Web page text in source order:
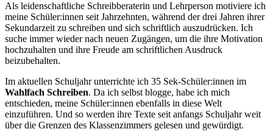
Als leidenschaftliche Schreibberaterin und Lehrperson motiviere ich
meine Schüler:innen seit Jahrzehnten, während der drei Jahren ihrer
Sekundarzeit zu schreiben und sich schriftlich auszudrücken. Ich
suche immer wieder nach neuen Zugängen, um die ihre Motivation
hochzuhalten und ihre Freude am schriftlichen Ausdruck
beizubehalten.
Im aktuellen Schuljahr unterrichte ich 35 Sek-Schüler:innen im
Wahlfach Schreiben. Da ich selbst blogge, habe ich mich
entschieden, meine Schüler:innen ebenfalls in diese Welt
einzuführen. Und so werden ihre Texte seit anfangs Schuljahr weit
über die Grenzen des Klassenzimmers gelesen und gewürdigt.